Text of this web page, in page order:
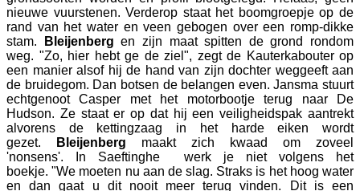
nieuwe vuurstenen. Verderop staat het boomgroepje op de
rand van het water en veen gebogen over een romp-dikke
stam.
Bleijenberg en zijn maat spitten de grond rondom
weg. "Zo, hier hebt ge de ziel", zegt de Kauterkabouter op
een manier alsof hij de hand van zijn dochter weggeeft aan
de bruidegom. Dan botsen de belangen even. Jansma stuurt
echtgenoot Casper met het motorbootje terug naar De
Hudson. Ze staat er op dat hij een veiligheidspak aantrekt
alvorens de kettingzaag in het harde eiken wordt
gezet.
Bleijenberg maakt zich kwaad om zoveel
'nonsens'. In Saeftinghe werk je niet volgens het
boekje. "We moeten nu aan de slag. Straks is het hoog water
en dan gaat u dit nooit meer terug vinden. Dit is een